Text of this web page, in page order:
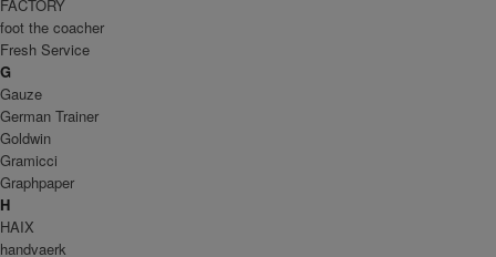
アウター
トップス
パンツ
UNISEX
アウター
トップス
パンツ
GOODS
ヘッドウェア
バッグ
FACTORY
foot the coacher
Fresh Service
G
Gauze
German Trainer
Goldwin
Gramicci
Graphpaper
H
HAIX
handvaerk